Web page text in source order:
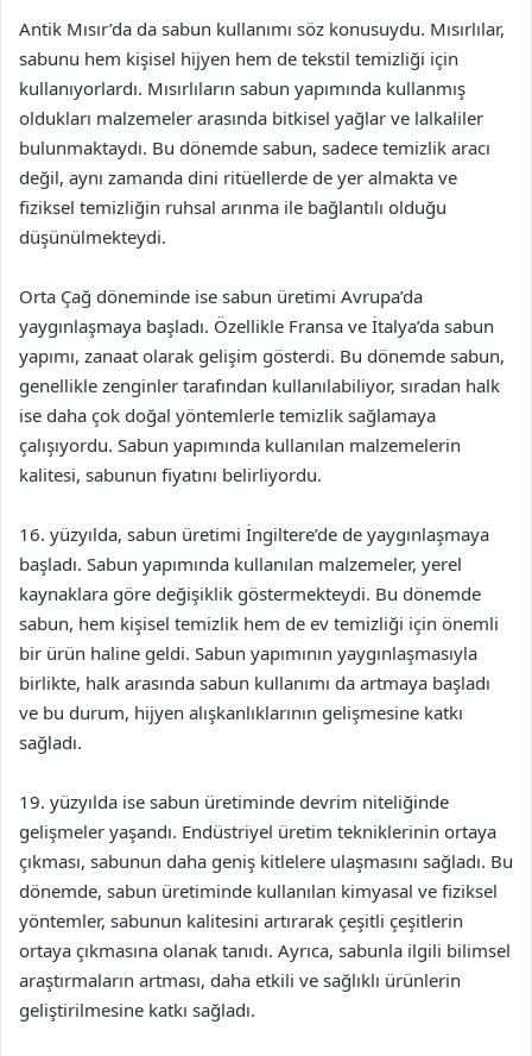
Antik Mısır’da da sabun kullanımı söz konusuydu. Mısırlılar,
sabunu hem kişisel hijyen hem de tekstil temizliği için
kullanıyorlardı. Mısırlıların sabun yapımında kullanmış
oldukları malzemeler arasında bitkisel yağlar ve lalkaliler
bulunmaktaydı. Bu dönemde sabun, sadece temizlik aracı
değil, aynı zamanda dini ritüellerde de yer almakta ve
fiziksel temizliğin ruhsal arınma ile bağlantılı olduğu
düşünülmekteydi.
Orta Çağ döneminde ise sabun üretimi Avrupa’da
yaygınlaşmaya başladı. Özellikle Fransa ve İtalya’da sabun
yapımı, zanaat olarak gelişim gösterdi. Bu dönemde sabun,
genellikle zenginler tarafından kullanılabiliyor, sıradan halk
ise daha çok doğal yöntemlerle temizlik sağlamaya
çalışıyordu. Sabun yapımında kullanılan malzemelerin
kalitesi, sabunun fiyatını belirliyordu.
16. yüzyılda, sabun üretimi İngiltere’de de yaygınlaşmaya
başladı. Sabun yapımında kullanılan malzemeler, yerel
kaynaklara göre değişiklik göstermekteydi. Bu dönemde
sabun, hem kişisel temizlik hem de ev temizliği için önemli
bir ürün haline geldi. Sabun yapımının yaygınlaşmasıyla
birlikte, halk arasında sabun kullanımı da artmaya başladı
ve bu durum, hijyen alışkanlıklarının gelişmesine katkı
sağladı.
19. yüzyılda ise sabun üretiminde devrim niteliğinde
gelişmeler yaşandı. Endüstriyel üretim tekniklerinin ortaya
çıkması, sabunun daha geniş kitlelere ulaşmasını sağladı. Bu
dönemde, sabun üretiminde kullanılan kimyasal ve fiziksel
yöntemler, sabunun kalitesini artırarak çeşitli çeşitlerin
ortaya çıkmasına olanak tanıdı. Ayrıca, sabunla ilgili bilimsel
araştırmaların artması, daha etkili ve sağlıklı ürünlerin
geliştirilmesine katkı sağladı.